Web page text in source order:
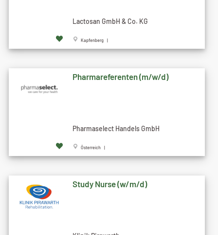
Lactosan GmbH & Co. KG
Kapfenberg |
Pharmareferenten (m/w/d)
Pharmaselect Handels GmbH
Österreich |
Study Nurse (w/m/d)